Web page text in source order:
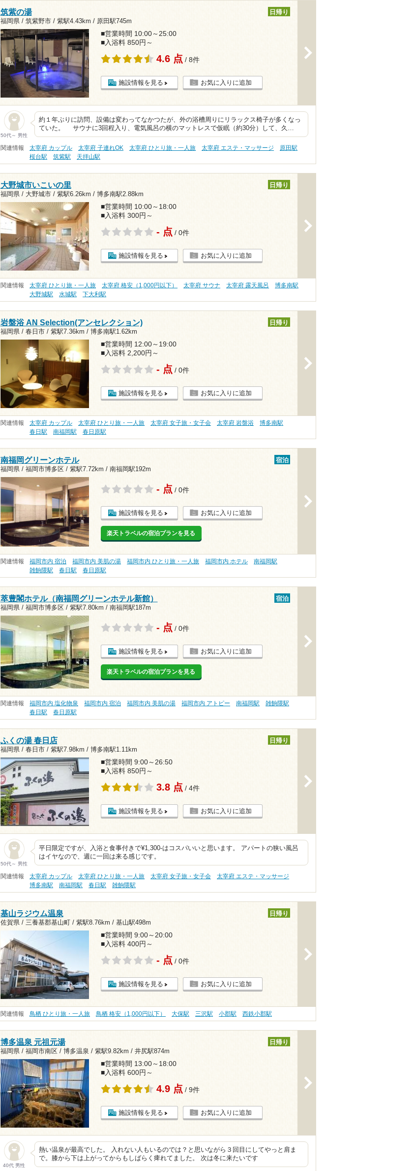
筑紫の湯
福岡県 / 筑紫野市 / 紫駅4.43km / 原田駅745m
日帰り
■営業時間 10:00～25:00
■入浴料 850円～
4.6 点 / 8件
施設情報を見る お気に入りに追加
50代～ 男性
約１年ぶりに訪問、設備は変わってなかつたが、外の浴槽周りにリラックス椅子が多くなっ
ていた。 サウナに3回程入り、電気風呂の横のマットレスで仮眠（約30分）して、久…
関連情報 太宰府 カップル 太宰府 子連れOK 太宰府 ひとり旅・一人旅 太宰府 エステ・マッサージ
原田駅
桜台駅
筑紫駅 天拝山駅
大野城市いこいの里
福岡県 / 大野城市 / 紫駅6.26km / 博多南駅2.88km
日帰り
■営業時間 10:00～18:00
■入浴料 300円～
- 点 / 0件
施設情報を見る お気に入りに追加
関連情報 太宰府 ひとり旅・一人旅 太宰府 格安（1,000円以下） 太宰府 サウナ 太宰府 露天風呂
博多南駅
大野城駅
水城駅 下大利駅
岩盤浴 AN Selection(アンセレクション)
福岡県 / 春日市 / 紫駅7.36km / 博多南駅1.62km
日帰り
■営業時間 12:00～19:00
■入浴料 2,200円～
- 点 / 0件
施設情報を見る お気に入りに追加
関連情報 太宰府 カップル 太宰府 ひとり旅・一人旅 太宰府 女子旅・女子会 太宰府 岩盤浴
博多南駅
春日駅
南福岡駅 春日原駅
南福岡グリーンホテル
福岡県 / 福岡市博多区 / 紫駅7.72km / 南福岡駅192m
宿泊
- 点 / 0件
施設情報を見る お気に入りに追加
楽天トラベルの宿泊プランを見る
関連情報 福岡市内 宿泊 福岡市内 美肌の湯 福岡市内 ひとり旅・一人旅 福岡市内 ホテル
南福岡駅
雑餉隈駅
春日駅 春日原駅
萃豊閣ホテル（南福岡グリーンホテル新館）
福岡県 / 福岡市博多区 / 紫駅7.80km / 南福岡駅187m
宿泊
- 点 / 0件
施設情報を見る お気に入りに追加
楽天トラベルの宿泊プランを見る
関連情報 福岡市内 塩化物泉 福岡市内 宿泊 福岡市内 美肌の湯 福岡市内 アトピー 南福岡駅
雑餉隈駅
春日駅
春日原駅
ふくの湯 春日店
福岡県 / 春日市 / 紫駅7.98km / 博多南駅1.11km
日帰り
■営業時間 9:00～26:50
■入浴料 850円～
3.8 点 / 4件
施設情報を見る お気に入りに追加
50代～ 男性
平日限定ですが、入浴と食事付きで¥1,300-はコスパいいと思います。 アパートの狭い風呂
はイヤなので、週に一回は来る感じです。
関連情報 太宰府 カップル 太宰府 ひとり旅・一人旅 太宰府 女子旅・女子会
太宰府 エステ・マッサージ
博多南駅
南福岡駅 春日駅 雑餉隈駅
基山ラジウム温泉
佐賀県 / 三養基郡基山町 / 紫駅8.76km / 基山駅498m
日帰り
■営業時間 9:00～20:00
■入浴料 400円～
- 点 / 0件
施設情報を見る お気に入りに追加
関連情報 鳥栖 ひとり旅・一人旅 鳥栖 格安（1,000円以下） 大保駅 三沢駅 小郡駅 西鉄小郡駅
博多温泉 元祖元湯
福岡県 / 福岡市南区 / 博多温泉 / 紫駅9.82km / 井尻駅874m
日帰り
■営業時間 13:00～18:00
■入浴料 600円～
4.9 点 / 9件
施設情報を見る お気に入りに追加
40代 男性
熱い温泉が最高でした。 入れない人もいるのでは？と思いながら３回目にしてやっと肩ま
で。膝から下は上がってからもしばらく痺れてました。 次は冬に来たいです